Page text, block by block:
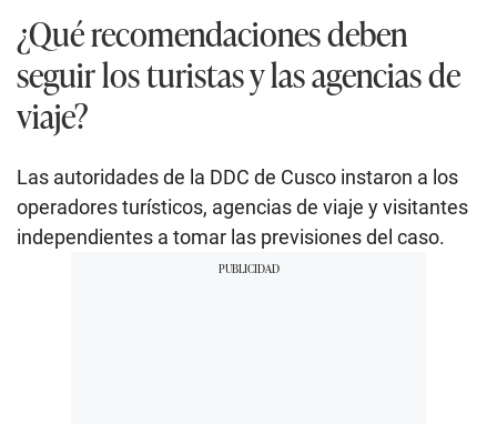
¿Qué recomendaciones deben
seguir los turistas y las agencias de
viaje?
Las autoridades de la DDC de Cusco instaron a los
operadores turísticos, agencias de viaje y visitantes
independientes a tomar las previsiones del caso.